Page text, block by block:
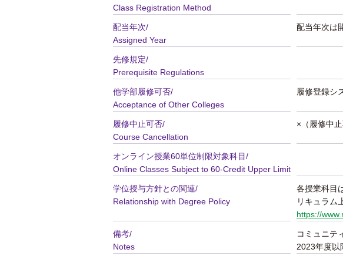
Class Registration Method
配当年次/
Assigned Year
配当年次は
先修規定/
Prerequisite Regulations
他学部履修可否/
Acceptance of Other Colleges
履修登録シ
履修中止可否/
Course Cancellation
×（履修中
オンライン授業60単位制限対象科目/
Online Classes Subject to 60-Credit Upper Limit
学位授与方針との関連/
Relationship with Degree Policy
各授業科目
リキュラム
https://
備考/
Notes
コミュニテ
2023年度以